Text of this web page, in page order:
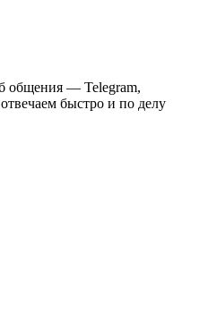
общения — Telegram,
быстро и по делу